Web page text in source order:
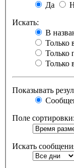
Да
Искать:
В
Только
Только
Только
Показывать
Поле сортировки:
Искать